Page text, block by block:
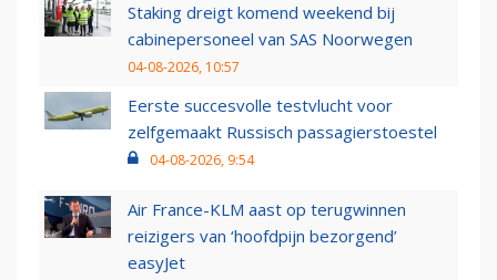
Staking dreigt komend weekend bij
cabinepersoneel van SAS Noorwegen
04-08-2026, 10:57
Eerste succesvolle testvlucht voor
zelfgemaakt Russisch passagierstoestel
04-08-2026, 9:54
Air France-KLM aast op terugwinnen
reizigers van ‘hoofdpijn bezorgend’
easyJet